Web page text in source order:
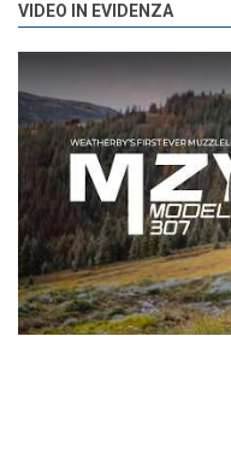
VIDEO IN EVIDENZA